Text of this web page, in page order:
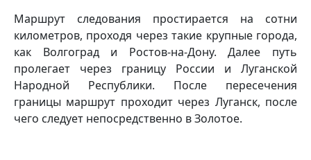
Маршрут следования простирается на сотни
километров, проходя через такие крупные города,
как Волгоград и Ростов-на-Дону. Далее путь
пролегает через границу России и Луганской
Народной Республики. После пересечения
границы маршрут проходит через Луганск, после
чего следует непосредственно в Золотое.